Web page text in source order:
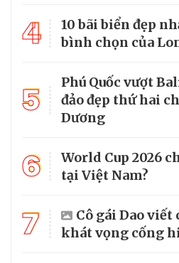
4
10 bãi biển đẹp
bình chọn của
5
Phú Quốc vượt
đảo đẹp thứ hai
Dương
6
World Cup 2026
tại Việt Nam?
7
Cô gái Dao viết
khát vọng cống